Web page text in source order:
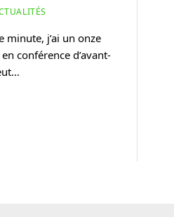
minute, j’ai un onze
conférence d’avant-